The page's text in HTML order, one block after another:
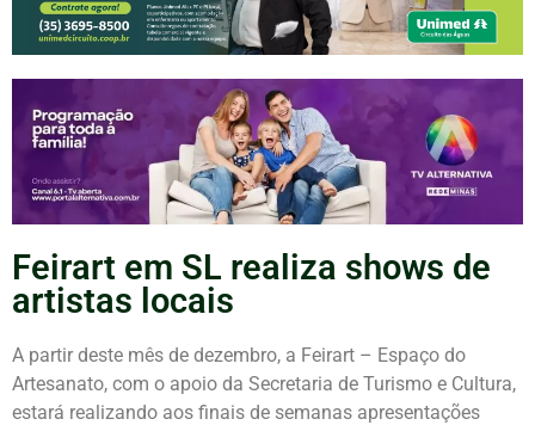
Feirart em SL realiza shows de
artistas locais
A partir deste mês de dezembro, a Feirart – Espaço do
Artesanato, com o apoio da Secretaria de Turismo e Cultura,
estará realizando aos finais de semanas apresentações